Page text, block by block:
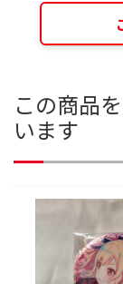
この商品
います